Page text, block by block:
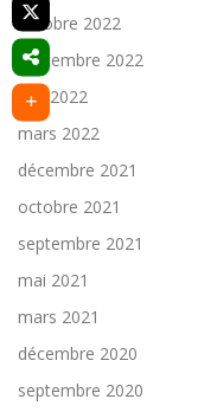
octobre 2022
septembre 2022
juin 2022
mars 2022
décembre 2021
octobre 2021
septembre 2021
mai 2021
mars 2021
décembre 2020
septembre 2020